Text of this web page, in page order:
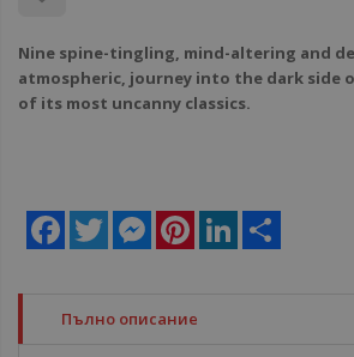
Nine spine-tingling, mind-altering and
atmospheric, journey into the dark side
of its most uncanny classics.
Facebook
Twitter MessengerPinterestLinkedIn
Пълно описание